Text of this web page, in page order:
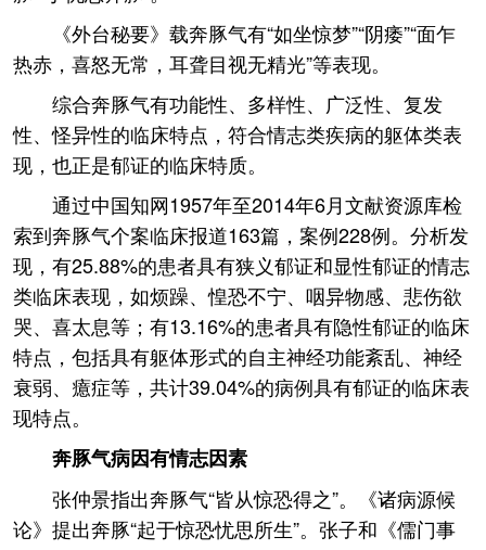
《外台秘要》载奔豚气有“如坐惊梦”“阴痿”“面乍
热赤，喜怒无常，耳聋目视无精光”等表现。
综合奔豚气有功能性、多样性、广泛性、复发
性、怪异性的临床特点，符合情志类疾病的躯体类表
现，也正是郁证的临床特质。
通过中国知网1957年至2014年6月文献资源库检
索到奔豚气个案临床报道163篇，案例228例。分析发
现，有25.88%的患者具有狭义郁证和显性郁证的情志
类临床表现，如烦躁、惶恐不宁、咽异物感、悲伤欲
哭、喜太息等；有13.16%的患者具有隐性郁证的临床
特点，包括具有躯体形式的自主神经功能紊乱、神经
衰弱、癔症等，共计39.04%的病例具有郁证的临床表
现特点。
奔豚气病因有情志因素
张仲景指出奔豚气“皆从惊恐得之”。《诸病源候
论》提出奔豚“起于惊恐忧思所生”。张子和《儒门事